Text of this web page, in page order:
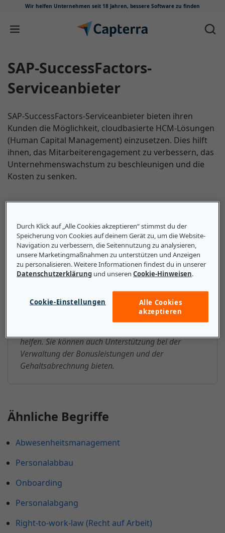
Wir helfen Unternehmen seit 18 Jahren, bessere Software zu finden
Zum Inhalt springen
SAP-SuccessFactors-
Serviceanbieter
SAP-SuccessFactors-Serviceanbieter bieten ihren
Kunden die Möglichkeit, cloudbasierte HCM-Lösungen
(Human Capital Management) einzusetzen. Dies hilft
ihnen, das Mitarbeiterengagement zu verbessern, das
Unternehmenswachstum zu beschleunigen und die
Kosten zu senken.
Das sollten kleine und mittlere
Unternehmen über SAP-
SuccessFactors-Serviceanbieter
wissen
Unternehmen können SAP-SuccessFactors-
Serviceanbieter nutzen, um HR-Prozesse zu
verwalten. Diese Anbieter können beim Onboarding,
helfen. Sie können auch Unterstützung bei der
Verwaltung der Bonusleistungen und der
Gehaltsabrechnung bieten.
Ähnliche Begriffe
Abwesenheitsmanagement
Personalabbau
Onboarding
Personalabgang
Right-to-work-law (Recht auf Arbeit)
Durch Klick auf „Alle Cookies akzeptieren“ stimmst du der
Speicherung von Cookies auf deinem Gerät zu, um die Website-
Navigation zu verbessern, die Seitennutzung zu analysieren,
unsere Marketingmaßnahmen zu unterstützen und Anzeigen
zu personalisieren. Weitere Informationen findest du in unserer
Datenschutzerklärung und unserenCookie-Hinweisen.
Cookie-Einstellungen
Alle Cookies
akzeptieren